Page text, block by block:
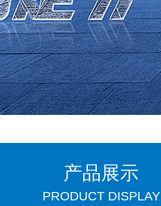
产品展示
PRODUCT DISPLAY